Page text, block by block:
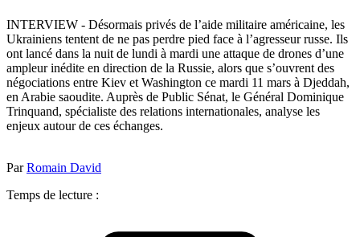
INTERVIEW - Désormais privés de l’aide militaire américaine, les
Ukrainiens tentent de ne pas perdre pied face à l’agresseur russe. Ils
ont lancé dans la nuit de lundi à mardi une attaque de drones d’une
ampleur inédite en direction de la Russie, alors que s’ouvrent des
négociations entre Kiev et Washington ce mardi 11 mars à Djeddah,
en Arabie saoudite. Auprès de Public Sénat, le Général Dominique
Trinquand, spécialiste des relations internationales, analyse les
enjeux autour de ces échanges.
ParRomain David
Temps de lecture :